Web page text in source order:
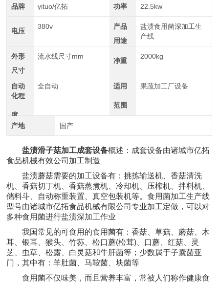
品牌 yituo/亿拓 功率 22.5kw
电压
380v
产品
用途
盐渍食用菌深加工生
产线
外形
尺寸
流水线尺寸mm
净重
2000kg
自动
化程
度
全自动 适用
范围
果蔬加工厂设备
产地 国产
盐渍滑子菇加工成套设备概述：成套设备由诸城市亿拓
食品机械有效公司加工制造
盐渍蘑菇需要的加工设备有：挑拣输送机、香菇清洗
机、香菇切丁机、香菇蒸煮机、冷却机、压榨机、拌料机、
储料斗、自动称重装置、真空包装机等。食用菌加工生产线
型号由诸城市亿拓食品机械有限公司专业加工定做，可以对
多种食用菌进行盐渍深加工作业
我国常见的可食用的食用菌有：香菇、草菇、蘑菇、木
耳、银耳、猴头、竹荪、松口蘑(松茸)、口蘑、红菇、灵
芝、虫草、松露、白灵菇和牛肝菌等；少数属于子囊菌亚
门，其中有：羊肚菌、马鞍菌、块菌等
食用菌不仅味美，而且营养丰富，常被人们称作健康食